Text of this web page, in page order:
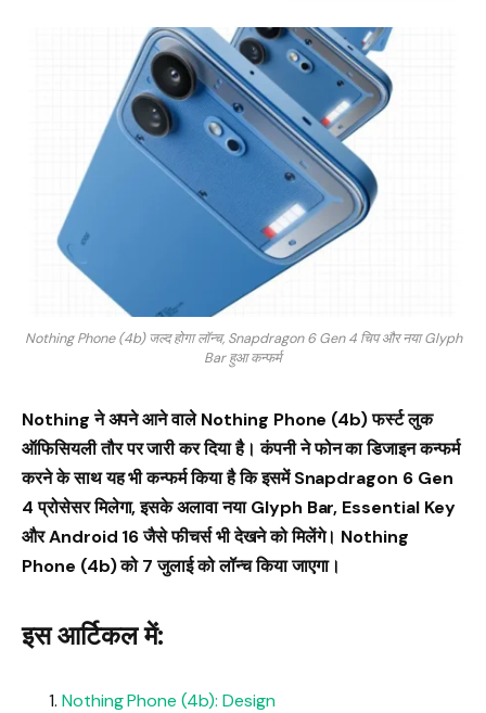
Nothing Phone (4b) जल्द होगा लॉन्च, Snapdragon 6 Gen 4 चिप और नया Glyph
Bar हुआ कन्फर्म
Nothing ने अपने आने वाले Nothing Phone (4b) फर्स्ट लुक
ऑफिसियली तौर पर जारी कर दिया है। कंपनी ने फोन का डिजाइन कन्फर्म
करने के साथ यह भी कन्फर्म किया है कि इसमें Snapdragon 6 Gen
4 प्रोसेसर मिलेगा, इसके अलावा नया Glyph Bar, Essential Key
और Android 16 जैसे फीचर्स भी देखने को मिलेंगे। Nothing
Phone (4b) को 7 जुलाई को लॉन्च किया जाएगा।
इस आर्टिकल में:
Nothing Phone (4b): Design